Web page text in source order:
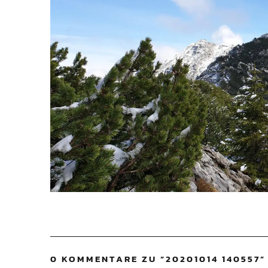
0 KOMMENTARE ZU “20201014 140557”